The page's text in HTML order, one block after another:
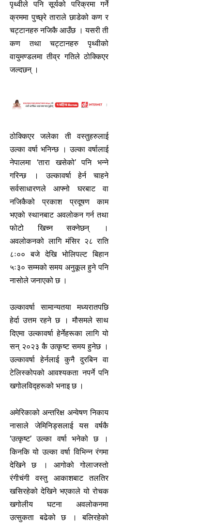
पृथ्वीले पनि सूर्यको परिक्रमा गर्ने
क्रममा पुच्छ्रे ताराले छाडेको कण र
चट्टानहरु नजिकै आउँछ । यसरी ती
कण तथा चट्टानहरु पृथ्वीको
वायुमण्डलमा तीव्र गतिले ठोक्किएर
जल्दछन् ।
ठोक्किएर जलेका ती वस्तुहरुलाई
उल्का वर्षा भनिन्छ । उल्का वर्षालाई
नेपालमा ‘तारा खसेको’ पनि भन्ने
गरिन्छ । उल्कावर्षा हेर्न चाहने
सर्वसाधारणले आफ्नो घरबाट वा
नजिकैको प्रकाश प्रदूषण काम
भएको स्थानबाट अवलोकन गर्न तथा
फोटो खिच्न सक्नेछन् ।
अवलोकनको लागि मंसिर २८ राति
८ः०० बजे देखि भोलिपल्ट बिहान
५ः३० सम्मको समय अनुकूल हुने पनि
नासोले जनाएको छ ।
उल्कावर्षा सामान्यतया मध्यरातपछि
हेर्दा उत्तम रहने छ । मौसमले साथ
दिएमा उल्कावर्षा हेर्नेहरूका लागि यो
सन् २०२३ कै उत्कृष्ट समय हुनेछ ।
उल्कावर्षा हेर्नलाई कुनै दुरबिन वा
टेलिस्कोपको आवश्यकता नपर्ने पनि
खगोलविद्हरूको भनाइ छ ।
अमेरिकाको अन्तरिक्ष अन्वेषण निकाय
नासाले जेमिनिड्सलाई यस वर्षकै
‘उत्कृष्ट’ उल्का वर्षा भनेको छ ।
किनकि यो उल्का वर्षा विभिन्न रंगमा
देखिने छ । आगोको गोलाजस्तो
रंगीचंगी वस्तु आकाशबाट तलतिर
खसिरहेको देखिने भएकाले यो रोचक
खगोलीय घटना अवलोकनमा
उत्सुकता बढेको छ । बलिरहेको